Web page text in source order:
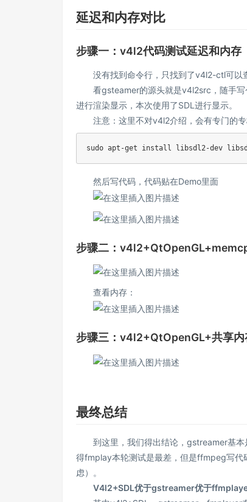
延迟和内存对比
步骤一：v4l2代码测试延迟和内存
没有找到命令行，只找到了v4l2-ctl可以查
看gsteamer的源头就是v4l2src，随手写
进行渲染显示，本次使用了SDL进行显示。
注意：这里不对v4l2介绍，会有专门的专
sudo apt-get install
然后写代码，代码贴在Demo里面
步骤二：
查看内存：
步骤三：v4l2+QtOpenGL+共享内
最终总结
到这里，我们得出结论，gstreamer基本
得fmplay本轮测试是最差，但是ffmpeg写代
虑）。
V4l2+SDL优于gstreamer优于